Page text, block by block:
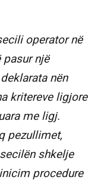
operator në
një
nën
kritereve ligjore
me ligj.
pezullimet,
shkelje
procedure